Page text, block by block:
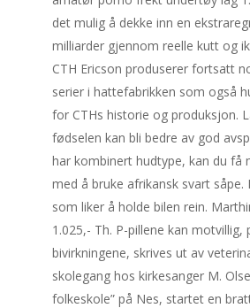
det mulig å dekke inn en
milliarder gjennom reelle kutt og
CTH Ericson produserer fortsatt
serier i hattefabrikken som også
for CTHs historie og produksjon.
fødselen kan bli bedre av god
har kombinert hudtype, kan du få
med å bruke afrikansk svart såpe.
som liker å holde bilen rein.
1.025,- Th. P-pillene kan motvillig,
bivirkningene, skrives ut av
skolegang hos kirkesanger M.
folkeskole” på Nes, startet en